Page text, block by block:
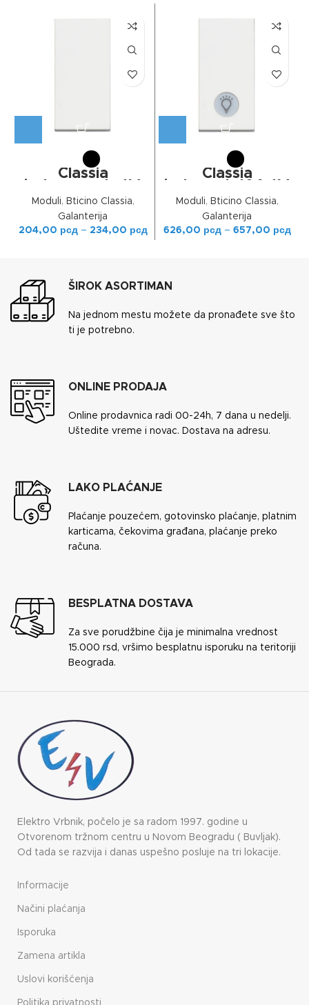
Classia
10A
Moduli, Bticino Classia,
Galanterija
204,00 рсд – 234,00 рсд
Classia
oznaka svetla
Moduli, Bticino Classia,
Galanterija
626,00 рсд – 657,00 рсд
ŠIROK ASORTIMAN
Na jednom mestu možete da pronađete sve što
ti je potrebno.
ONLINE PRODAJA
Online prodavnica radi 00-24h, 7 dana u nedelji.
Uštedite vreme i novac. Dostava na adresu.
LAKO PLAĆANJE
Plaćanje pouzećem, gotovinsko plaćanje, platnim
karticama, čekovima građana, plaćanje preko
računa.
BESPLATNA DOSTAVA
Za sve porudžbine čija je minimalna vrednost
15.000 rsd, vršimo besplatnu isporuku na teritoriji
Beograda.
Elektro Vrbnik, počelo je sa radom 1997. godine u
Otvorenom tržnom centru u Novom Beogradu ( Buvljak).
Od tada se razvija i danas uspešno posluje na tri lokacije.
Informacije
Načini plaćanja
Isporuka
Zamena artikla
Uslovi korišćenja
Politika privatnosti